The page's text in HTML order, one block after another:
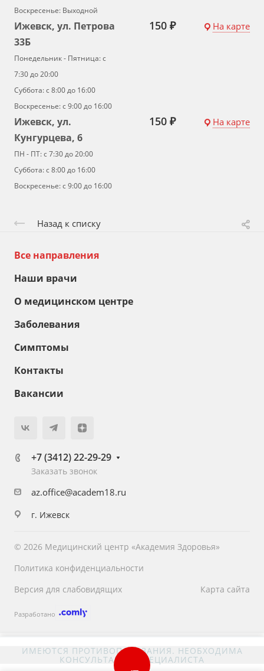
Воскресенье: Выходной
Ижевск, ул. Петрова
33Б
Понедельник - Пятница: с
7:30 до 20:00
Суббота: с 8:00 до 16:00
Воскресенье: с 9:00 до 16:00
150 ₽ На карте
Ижевск, ул.
Кунгурцева, 6
ПН - ПТ: с 7:30 до 20:00
Суббота: с 8:00 до 16:00
Воскресенье: с 9:00 до 16:00
150 ₽ На карте
Назад к списку
Все направления
Наши врачи
О медицинском центре
Заболевания
Симптомы
Контакты
Вакансии
+7 (3412) 22-29-29
Заказать звонок
az.office@academ18.ru
г. Ижевск
© 2026 Медицинский центр «Академия Здоровья»
Политика конфиденциальности
Версия для слабовидящих
Карта сайта
Разработано
ИМЕЮТСЯ ПРОТИВОПОКАЗАНИЯ. НЕОБХОДИМА
КОНСУЛЬТАЦИЯ СПЕЦИАЛИСТА